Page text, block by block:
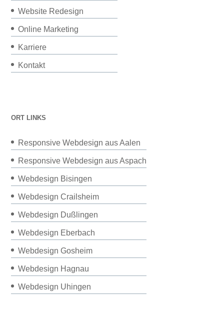
Website Redesign
Online Marketing
Karriere
Kontakt
ORT LINKS
Responsive Webdesign aus Aalen
Responsive Webdesign aus Aspach
Webdesign Bisingen
Webdesign Crailsheim
Webdesign Dußlingen
Webdesign Eberbach
Webdesign Gosheim
Webdesign Hagnau
Webdesign Uhingen